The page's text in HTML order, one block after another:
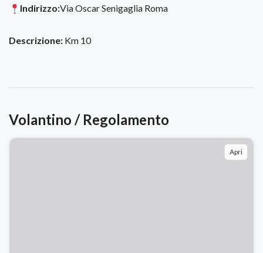
Indirizzo:Via Oscar Senigaglia Roma
Descrizione: Km 10
Volantino / Regolamento
Apri